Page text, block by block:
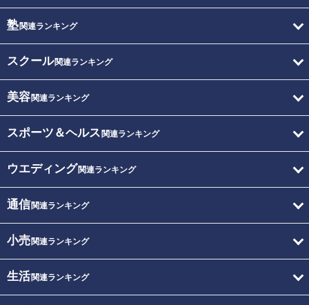
塾関連ランキング
スクール関連ランキング
美容関連ランキング
スポーツ＆ヘルス 関連ランキング
ウエディング関連ランキング
通信関連ランキング
小売関連ランキング
生活関連ランキング